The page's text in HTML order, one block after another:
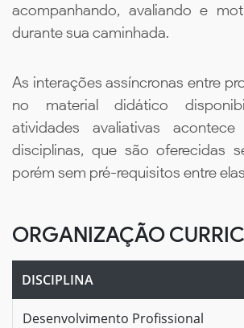
acompanhando, avaliando e
durante sua caminhada.
As interações assíncronas entre
no material didático
atividades avaliativas
disciplinas, que são oferecidas
porém sem pré-requisitos entre
ORGANIZAÇÃO
DISCIPLINA
Desenvolvimento Profissional